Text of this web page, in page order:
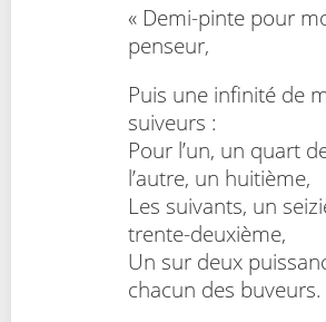
« Demi-pinte pour
penseur,
Puis une infinité de
suiveurs :
Pour l’un, un quart
l’autre, un huitième,
Les suivants, un
trente-deuxième,
Un sur deux
chacun des buveurs.